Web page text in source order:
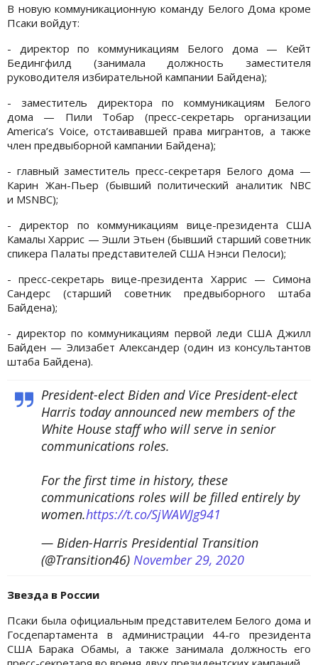
В новую коммуникационную команду Белого Дома кроме
Псаки войдут:
- директор по коммуникациям Белого дома — Кейт
Бедингфилд (занимала должность заместителя
руководителя избирательной кампании Байдена);
- заместитель директора по коммуникациям Белого
дома — Пили Тобар (пресс-секретарь организации
America’s Voice, отстаивавшей права мигрантов, а также
член предвыборной кампании Байдена);
- главный заместитель пресс-секретаря Белого дома —
Карин Жан-Пьер (бывший политический аналитик NBC
и MSNBC);
- директор по коммуникациям вице-президента США
Камалы Харрис — Эшли Этьен (бывший старший советник
спикера Палаты представителей США Нэнси Пелоси);
- пресс-секретарь вице-президента Харрис — Симона
Сандерс (старший советник предвыборного штаба
Байдена);
- директор по коммуникациям первой леди США Джилл
Байден — Элизабет Александер (один из консультантов
штаба Байдена).
President-elect Biden and Vice President-elect
Harris today announced new members of the
White House staff who will serve in senior
communications roles.
For the first time in history, these
communications roles will be filled entirely by
women.https://t.co/SjWAWJg941
— Biden-Harris Presidential Transition
(@Transition46) November 29, 2020
Звезда в России
Псаки была официальным представителем Белого дома и
Госдепартамента в администрации 44-го президента
США Барака Обамы, а также занимала должность его